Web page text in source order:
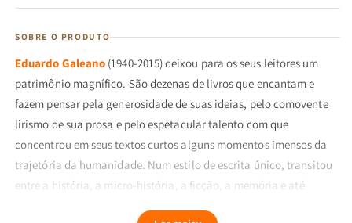
SOBRE O PRODUTO
Eduardo Galeano (1940-2015) deixou para os seus leitores um
patrimônio magnífico. São dezenas de livros que encantam e
fazem pensar pela generosidade de suas ideias, pelo comovente
lirismo de sua prosa e pelo espetacular talento com que
concentrou em seus textos curtos alguns momentos imensos da
trajetória da humanidade. Num estilo de escrita único, transitou
entre a história, a micro-história, a ficção, a memória e até